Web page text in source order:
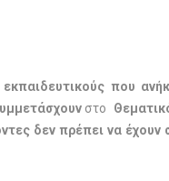
που
στο
δεν πρέπει να